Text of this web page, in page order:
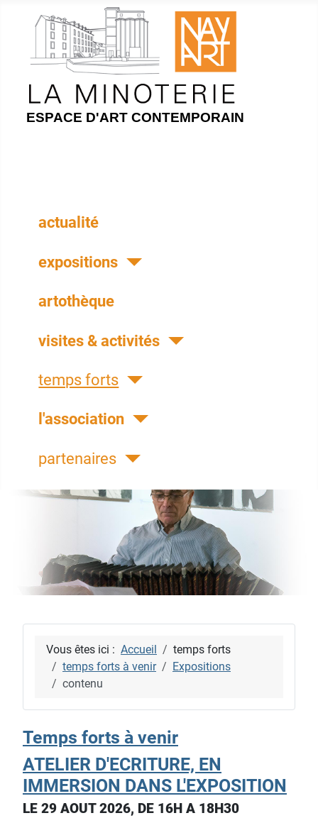
ESPACE D'ART CONTEMPORAIN
actualité
expositions
artothèque
visites & activités
temps forts
l'association
partenaires
Vous êtes ici : Accueil
temps forts
temps forts à venir
Expositions
contenu
Temps forts à venir
ATELIER D'ECRITURE, EN
IMMERSION DANS L'EXPOSITION
LE 29 AOUT 2026, DE 16H A 18H30